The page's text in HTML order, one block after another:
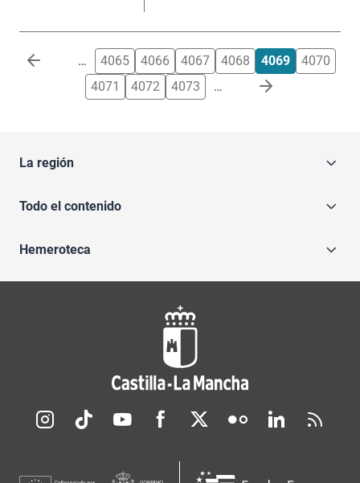
Paginación … 4065 4066 4067 4068 4069
4070
4071
4072 4073 …
La región
Todo el contenido
Hemeroteca
Redes sociales JCCM